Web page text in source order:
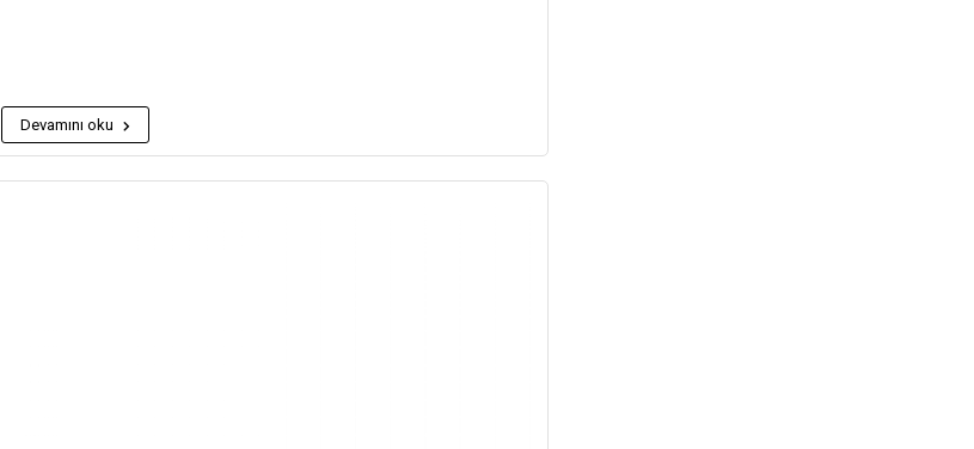
Devamını oku